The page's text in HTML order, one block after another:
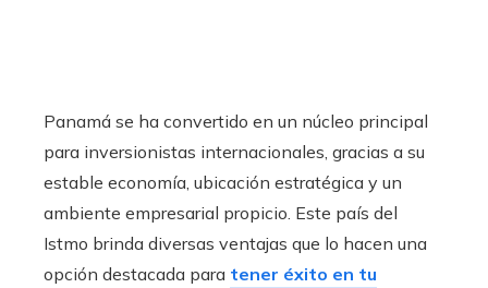
Panamá se ha convertido en un núcleo principal
para inversionistas internacionales, gracias a su
estable economía, ubicación estratégica y un
ambiente empresarial propicio. Este país del
Istmo brinda diversas ventajas que lo hacen una
opción destacada para tener éxito en tu